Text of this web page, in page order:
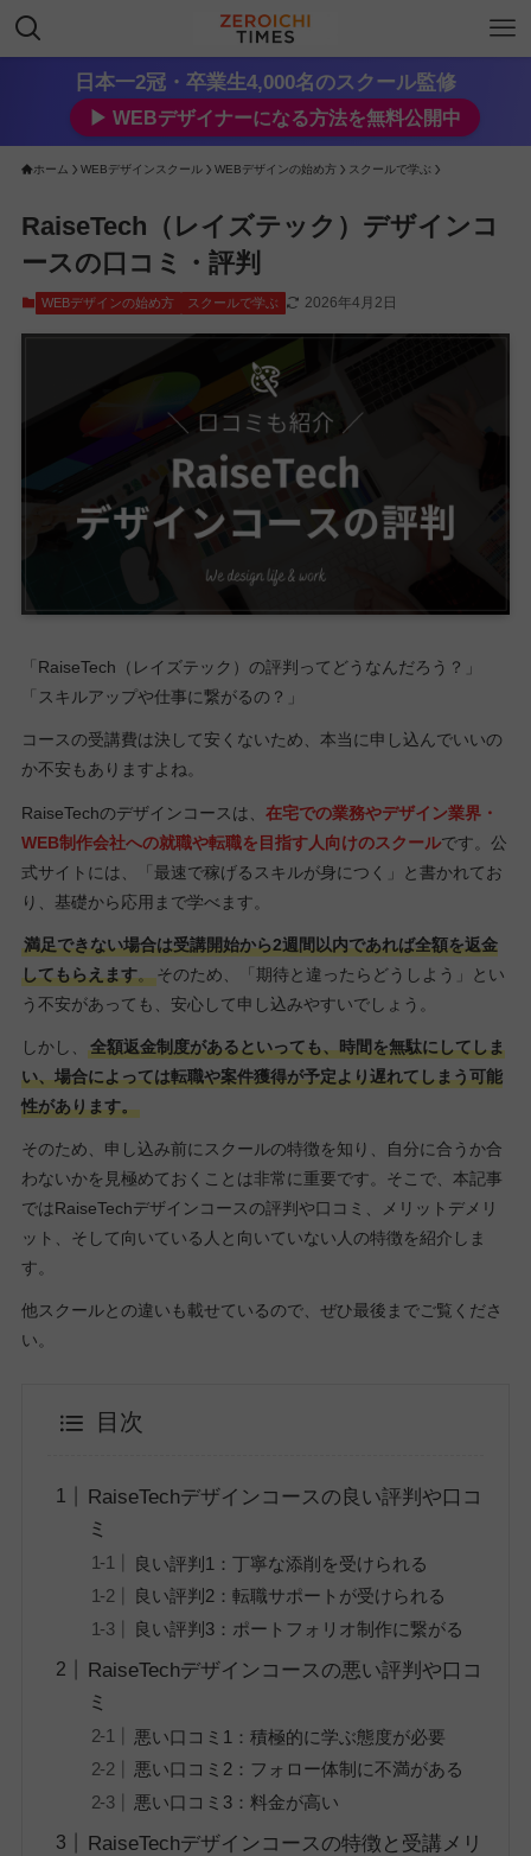
日本一2冠・卒業生4,000名のスクール監修
▶︎ WEBデザイナーになる方法を無料公開中
ホーム WEBデザインスクール WEBデザインの始め方 スクールで学ぶ
RaiseTech（レイズテック）デザインコ
ースの口コミ・評判
WEBデザインの始め方 スクールで学ぶ 2026年4月2日
「RaiseTech（レイズテック）の評判ってどうなんだろう？」
「スキルアップや仕事に繋がるの？」
コースの受講費は決して安くないため、本当に申し込んでいいの
か不安もありますよね。
RaiseTechのデザインコースは、 在宅での業務やデザイン業界・
WEB制作会社への就職や転職を目指す人向けのスクールです。公
式サイトには、「最速で稼げるスキルが身につく」と書かれてお
り、基礎から応用まで学べます。
満足できない場合は受講開始から2週間以内であれば全額を返金
してもらえます。そのため、「期待と違ったらどうしよう」とい
う不安があっても、安心して申し込みやすいでしょう。
しかし、
全額返金制度があるといっても、時間を無駄にしてしま
い、場合によっては転職や案件獲得が予定より遅れてしまう可能
性があります。
そのため、申し込み前にスクールの特徴を知り、自分に合うか合
わないかを見極めておくことは非常に重要です。そこで、本記事
ではRaiseTechデザインコースの評判や口コミ、メリットデメリ
ット、そして向いている人と向いていない人の特徴を紹介しま
す。
他スクールとの違いも載せているので、ぜひ最後までご覧くださ
い。
目次
RaiseTechデザインコースの良い評判や口コ
ミ
良い評判1：丁寧な添削を受けられる
良い評判2：転職サポートが受けられる
良い評判3：ポートフォリオ制作に繋がる
RaiseTechデザインコースの悪い評判や口コ
ミ
悪い口コミ1：積極的に学ぶ態度が必要
悪い口コミ2：フォロー体制に不満がある
悪い口コミ3：料金が高い
RaiseTechデザインコースの特徴と受講メリ